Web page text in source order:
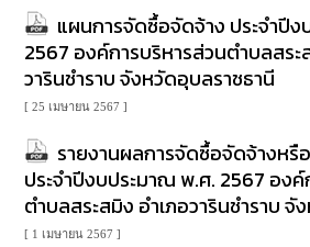
การ
เพื่อ
ป้องกัน
การ
ทุจริต
มาตรการ
ส่ง
เสริม
คุณธรรม
และ
แผนการจัดซื้อจัดจ้าง ประจำปี
2567 องค์การบริหารส่วนตำบลสระ
วารินชำราบ จังหวัดอุบลราชธานี
[ 25 เมษายน 2567 ]
รายงานผลการจัดซื้อจัดจ้างห
ประจำปีงบประมาณ พ.ศ. 2567 องค์
ตำบลสระสมิง อำเภอวารินชำราบ จั
[ 1 เมษายน 2567 ]